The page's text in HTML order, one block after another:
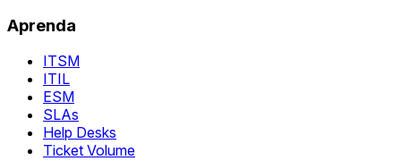
Aprenda
ITSM
ITIL
ESM
SLAs
Help Desks
Ticket Volume